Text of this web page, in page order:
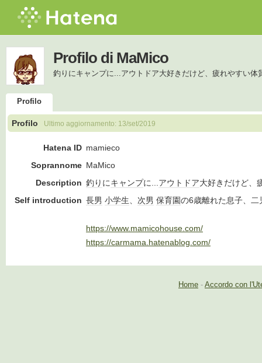
Profilo di MaMico
釣りにキャンプに...アウトドア大好きだけど、疲れやすい体
Profilo
Profilo Ultimo aggiornamento: 13/set/2019
Hatena ID mamieco
Soprannome MaMico
Description 釣り にキャンプに...アウトドア大好きだけど、
Self introduction 長男 小学生、 次男 保育園の6歳離れた息子、二
https://www.mamicohouse.com/
https://carmama.hatenablog.com/
Home - Accordo con